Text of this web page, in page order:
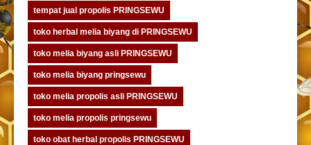
tempat jual propolis PRINGSEWU
toko herbal melia biyang di PRINGSEWU
toko melia biyang asli PRINGSEWU
toko melia biyang pringsewu
toko melia propolis asli PRINGSEWU
toko melia propolis pringsewu
toko obat herbal propolis PRINGSEWU